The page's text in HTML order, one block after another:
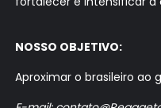
NOSSO OBJETIVO:
Aproximar o brasileiro ao